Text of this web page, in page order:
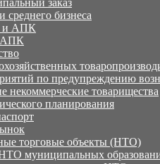
бизнеса
и АПК
АПК
по предупреждению
некоммерческие товарищества
планирования
торговые объекты (НТО)
муниципальных